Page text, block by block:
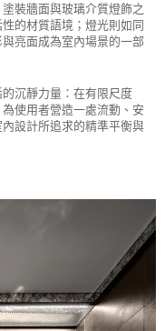
裝牆面與玻璃介質燈飾之
的材質語境；燈光則如同
亮面成為室內場景的一部
沉靜力量：在有限尺度
使用者營造一處流動、安
設計所追求的精準平衡與